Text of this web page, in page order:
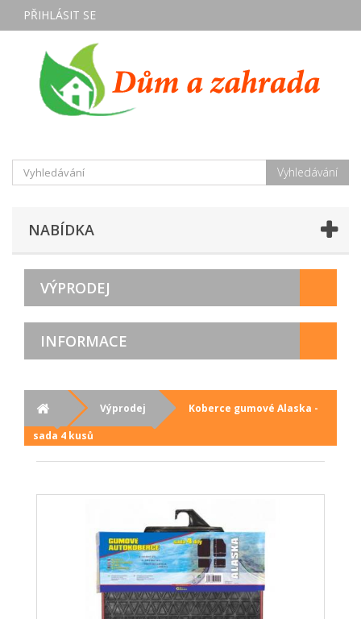
PŘIHLÁSIT SE
Vyhledávání
NABÍDKA
VÝPRODEJ
INFORMACE
Výprodej
Koberce gumové Alaska -
sada 4 kusů